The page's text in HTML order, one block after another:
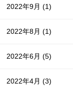
2022年9月(1)
2022年8月(1)
2022年6月(5)
2022年4月(3)